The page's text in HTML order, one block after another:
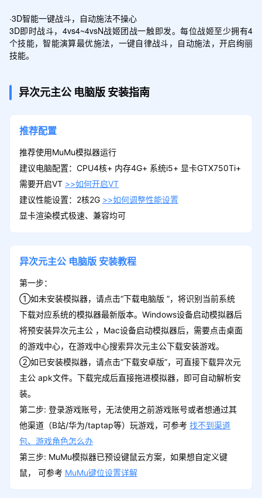
·3D智能一键战斗，自动施法不操心
3D即时战斗，4vs4~4vsN战姬团战一触即发。每位战姬至少拥有4
个技能，智能演算最优施法，一键自律战斗，自动施法，开启绚丽
技能。
异次元主公 电脑版 安装指南
推荐配置
推荐使用MuMu模拟器运行
建议电脑配置：CPU4核+ 内存4G+ 系统i5+ 显卡GTX750Ti+
需要开启VT >>如何开启VT
建议性能设置：2核2G >>如何调整性能设置
显卡渲染模式极速、兼容均可
异次元主公 电脑版 安装教程
第一步：
①如未安装模拟器，请点击“下载电脑版 ”，将识别当前系统
下载对应系统的模拟器最新版本。Windows设备启动模拟器后
将预安装异次元主公 ，Mac设备启动模拟器后，需要点击桌面
的游戏中心，在游戏中心搜索异次元主公下载安装游戏。
②如已安装模拟器，请点击“下载安卓版”，可直接下载异次元
主公 apk文件。下载完成后直接拖进模拟器，即可自动解析安
装。
第二步: 登录游戏账号，无法使用之前游戏账号或者想通过其
他渠道（B站/华为/taptap等）玩游戏，可参考 找不到渠道
包、游戏角色怎么办
第三步: MuMu模拟器已预设键鼠云方案，如果想自定义键
鼠， 可参考 MuMu键位设置详解